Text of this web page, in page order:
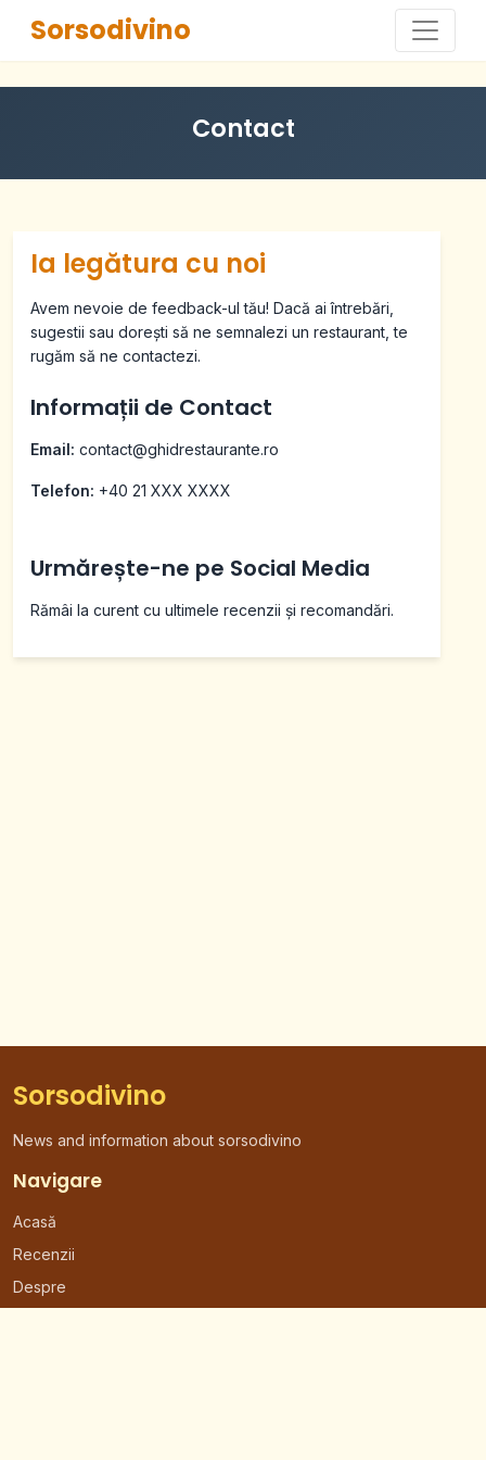
Sorsodivino
Contact
Ia legătura cu noi
Avem nevoie de feedback-ul tău! Dacă ai întrebări,
sugestii sau dorești să ne semnalezi un restaurant, te
rugăm să ne contactezi.
Informații de Contact
Email: contact@ghidrestaurante.ro
Telefon: +40 21 XXX XXXX
Urmărește-ne pe Social Media
Rămâi la curent cu ultimele recenzii și recomandări.
Sorsodivino
News and information about sorsodivino
Navigare
Acasă
Recenzii
Despre